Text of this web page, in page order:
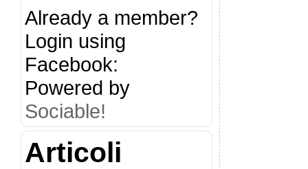
Already a member?
Login using
Facebook:
Powered by
Sociable!
Articoli